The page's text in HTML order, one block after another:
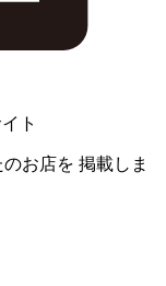
ト
のお店を 掲載しま